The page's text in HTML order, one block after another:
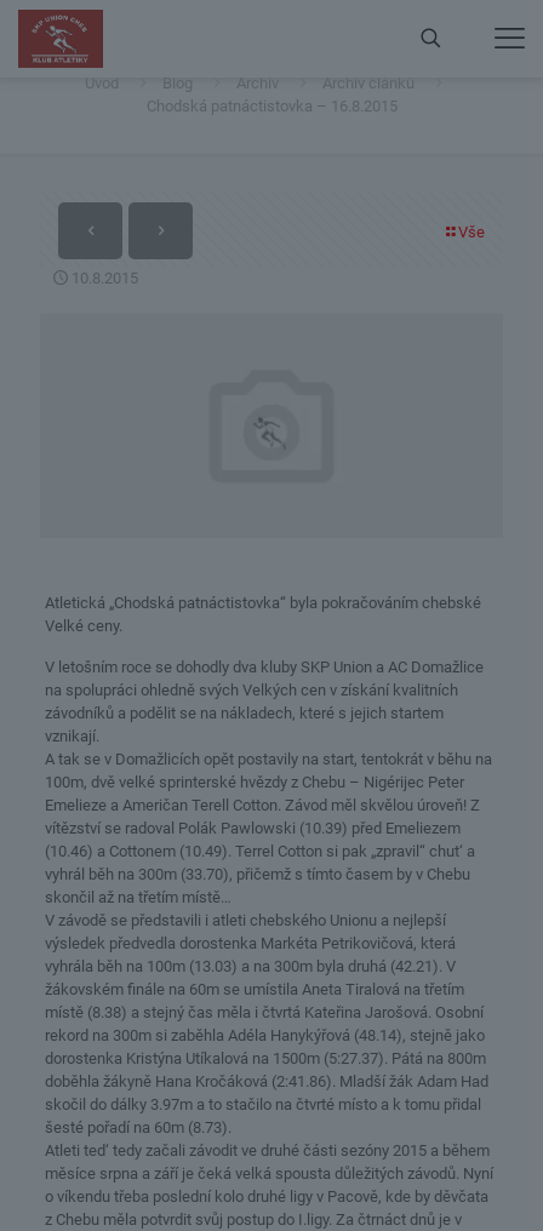
Chodská patnáctistovka – 16.8.2015
Úvod Blog Archiv
Archiv článků
Chodská patnáctistovka – 16.8.2015
Vše
10.8.2015
Atletická „Chodská patnáctistovka“ byla pokračováním chebské
Velké ceny.
V letošním roce se dohodly dva kluby SKP Union a AC Domažlice
na spolupráci ohledně svých Velkých cen v získání kvalitních
závodníků a podělit se na nákladech, které s jejich startem
vznikají.
A tak se v Domažlicích opět postavily na start, tentokrát v běhu na
100m, dvě velké sprinterské hvězdy z Chebu – Nigérijec Peter
Emelieze a Američan Terell Cotton. Závod měl skvělou úroveň! Z
vítězství se radoval Polák Pawlowski (10.39) před Emeliezem
(10.46) a Cottonem (10.49). Terrel Cotton si pak „zpravil“ chut‘ a
vyhrál běh na 300m (33.70), přičemž s tímto časem by v Chebu
skončil až na třetím místě…
V závodě se představili i atleti chebského Unionu a nejlepší
výsledek předvedla dorostenka Markéta Petrikovičová, která
vyhrála běh na 100m (13.03) a na 300m byla druhá (42.21). V
žákovském finále na 60m se umístila Aneta Tiralová na třetím
místě (8.38) a stejný čas měla i čtvrtá Kateřina Jarošová. Osobní
rekord na 300m si zaběhla Adéla Hanykýřová (48.14), stejně jako
dorostenka Kristýna Utíkalová na 1500m (5:27.37). Pátá na 800m
doběhla žákyně Hana Kročáková (2:41.86). Mladší žák Adam Had
skočil do dálky 3.97m a to stačilo na čtvrté místo a k tomu přidal
šesté pořadí na 60m (8.73).
Atleti ted‘ tedy začali závodit ve druhé části sezóny 2015 a během
měsíce srpna a září je čeká velká spousta důležitých závodů. Nyní
o víkendu třeba poslední kolo druhé ligy v Pacově, kde by děvčata
z Chebu měla potvrdit svůj postup do I.ligy. Za čtrnáct dnů je v